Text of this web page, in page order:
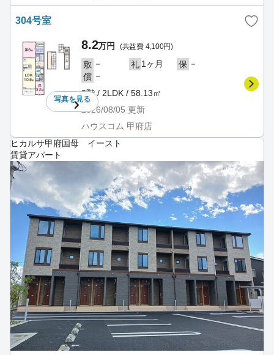
304号室
写真を見る
8.2万円 (共益費 4,100円)
敷 － 礼 1ヶ月 保 －
償 －
3階 / 2LDK / 58.13㎡
2026/08/05 更新
ハウスコム 甲府店
ヒカルサ甲府国母 イースト
賃貸アパート